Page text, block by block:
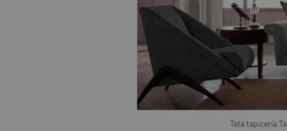
Tela tapicería